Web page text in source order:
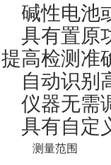
碱性电池
具有置原
提高检测准
自动识别
仪器无需
具有自定
测量范围